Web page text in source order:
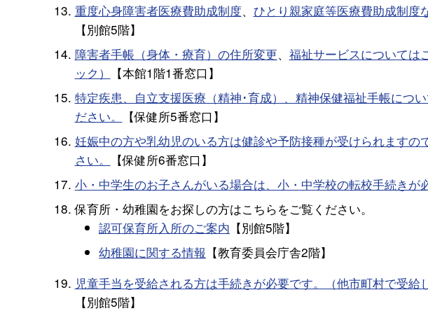
重度心身障害者医療費助成制度、 ひとり親家庭等医療費助成制度
【別館5階】
障害者手帳（身体・療育）の住所変更、 福祉サービスについては
ック）
【本館1階1番窓口】
特定疾患、自立支援医療（精神･育成）、精神保健福祉手帳につ
ださい。
【保健所5番窓口】
妊娠中の方や乳幼児のいる方は健診や予防接種が受けられます
さい。
【保健所6番窓口】
小・中学生のお子さんがいる場合は、小・中学校の転校手続きが
保育所・幼稚園をお探しの方はこちらをご覧ください。
認可保育所入所のご案内 【別館5階】
幼稚園に関する情報 【教育委員会庁舎2階】
児童手当を受給される方は手続きが必要です。（他市町村で受給
【別館5階】